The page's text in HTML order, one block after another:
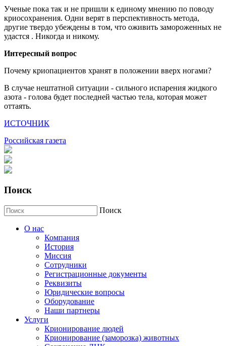
Ученые пока так и не пришли к единому мнению по поводу
криосохранения. Одни верят в перспективность метода,
другие твердо убеждены в том, что оживить замороженных не
удастся . Никогда и никому.
Интересный вопрос
Почему криопациентов хранят в положении вверх ногами?
В случае нештатной ситуации - сильного испарения жидкого
азота - голова будет последней частью тела, которая может
оттаять.
ИСТОЧНИК
Российская газета
Поиск
Поиск
О нас
Компания
История
Миссия
Сотрудники
Регистрационные документы
Реквизиты
Юридические вопросы
Оборудование
Наши партнеры
Услуги
Крионирование людей
Крионирование (заморозка) животных